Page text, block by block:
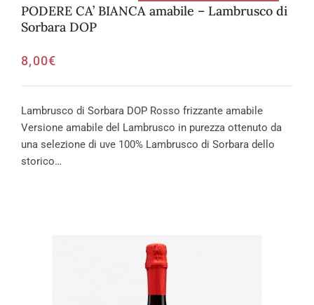
PODERE CA’ BIANCA amabile – Lambrusco di
Sorbara DOP
8,00€
Lambrusco di Sorbara DOP Rosso frizzante amabile
Versione amabile del Lambrusco in purezza ottenuto da
una selezione di uve 100% Lambrusco di Sorbara dello
storico…